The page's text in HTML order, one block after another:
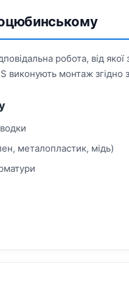
робота, від якої
виконують монтаж
металопластик, мідь)